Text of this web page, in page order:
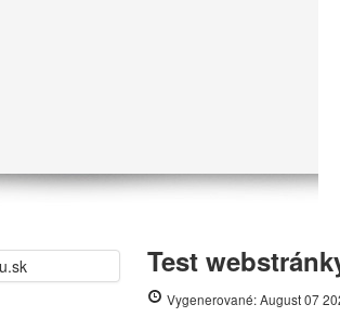
Test
Vygenerované: August 07